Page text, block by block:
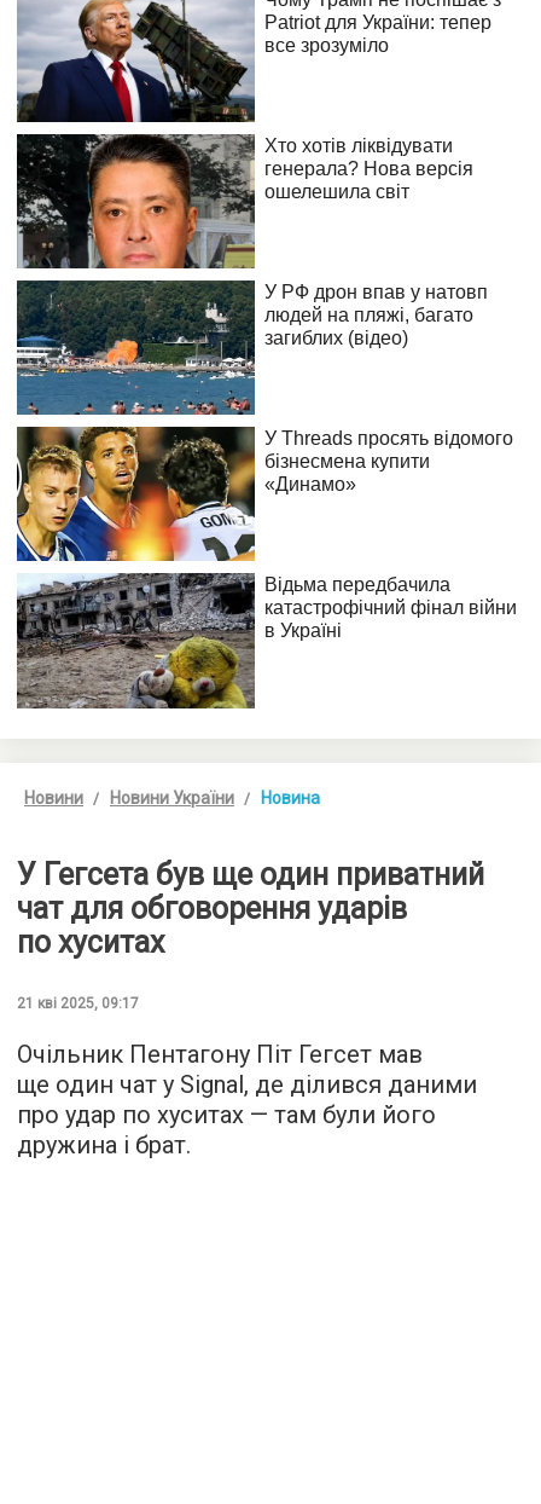
Новини Новини України Новина
У Гегсета був ще один приватний
чат для обговорення ударів
по хуситах
21 кві 2025, 09:17
Очільник Пентагону Піт Гегсет мав
ще один чат у Signal, де ділився даними
про удар по хуситах — там були його
дружина і брат.